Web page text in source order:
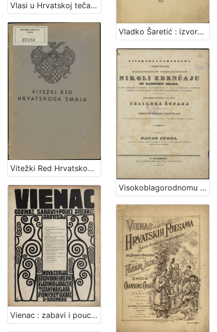
Vlasi u Hrvatskoj tečajem 14. i 15. stoljeća / [Vjekoslav Klaić]
Vladko Šaretić : izvorna pripoviest iz zagrebačkoga života / napisala Zagorka
Vitežki Red Hrvatskoga Zmaja
Visokoblagorodnomu i presvetlomu ... Nikoli Zdenčaju od Zahromić grada, slavne varmedije Zagrebske velikomu županu, ... : prigodom uzvišenja na čast velikoga župana od strane njegovih ilirskih čestiteljah na znak visokoga poštovanja i domorodne ljubavi / pěva Pavao Stoos, ...
Vienac : zabavi i pouci : nova serija / odgovorni urednik Vladimir Lunaček